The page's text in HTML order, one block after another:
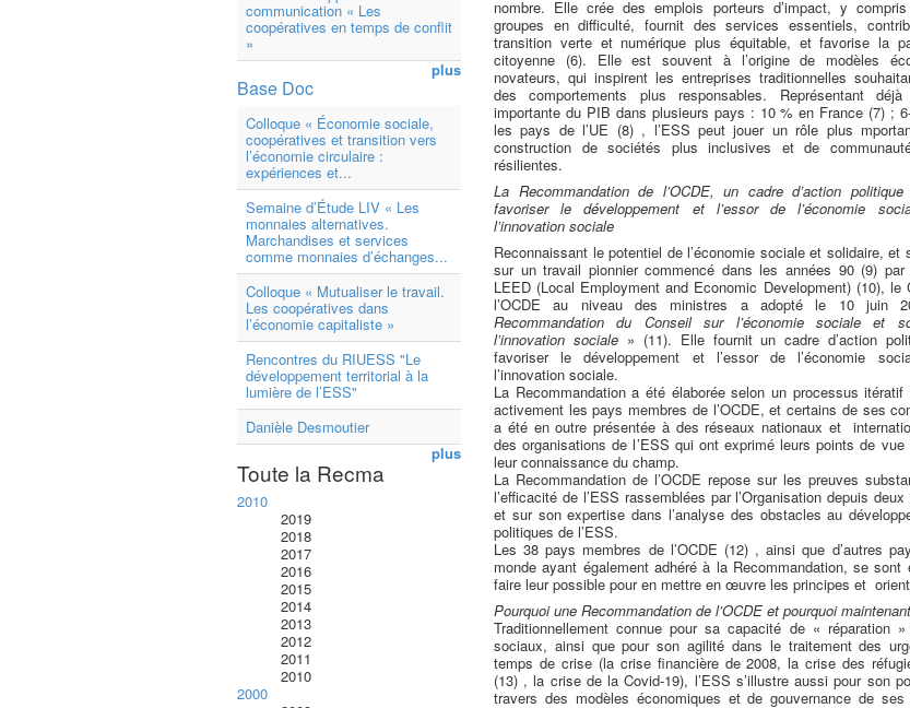
communication « Les
coopératives en temps de conflit
»
plus
Base Doc
Colloque « Économie sociale,
coopératives et transition vers
l’économie circulaire :
expériences et...
Semaine d’Étude LIV « Les
monnaies alternatives.
Marchandises et services
comme monnaies d’échanges...
Colloque « Mutualiser le travail.
Les coopératives dans
l’économie capitaliste »
Rencontres du RIUESS "Le
développement territorial à la
lumière de l’ESS"
Danièle Desmoutier
plus
Toute la Recma
2010
2019
2018
2017
2016
2015
2014
2013
2012
2011
2010
2000
nombre. Elle crée des emplois porteurs d’impact, y
groupes en difficulté, fournit des services essentiels,
transition verte et numérique plus équitable, et favorise la
citoyenne (6). Elle est souvent à l’origine de modèles
novateurs, qui inspirent les entreprises traditionnelles
des comportements plus responsables. Représentant
importante du PIB dans plusieurs pays : 10 % en France (7) ;
les pays de l’UE (8) , l’ESS peut jouer un rôle plus
construction de sociétés plus inclusives et de
résilientes.
La Recommandation de l’OCDE, un cadre d’action
favoriser le développement et l’essor de l’économie
l’innovation sociale
Reconnaissant le potentiel de l’économie sociale et solidaire, et
sur un travail pionnier commencé dans les années 90 (9)
LEED (Local Employment and Economic Development) (10), le
l’OCDE au niveau des ministres a adopté le 10 juin
Recommandation du Conseil sur l’économie sociale et
l’innovation sociale» (11). Elle fournit un cadre d’action
favoriser le développement et l’essor de l’économie
l’innovation sociale.
La Recommandation a été élaborée selon un processus itératif
activement les pays membres de l’OCDE, et certains de ses
a été en outre présentée à des réseaux nationaux et
des organisations de l’ESS qui ont exprimé leurs points de vue
leur connaissance du champ.
La Recommandation de l’OCDE repose sur les preuves
l’efficacité de l’ESS rassemblées par l’Organisation depuis
et sur son expertise dans l’analyse des obstacles au
politiques de l’ESS.
Les 38 pays membres de l’OCDE (12) , ainsi que d’autres
monde ayant également adhéré à la Recommandation, se sont
faire leur possible pour en mettre en œuvre les principes et
Pourquoi une Recommandation de l’OCDE et pourquoi
Traditionnellement connue pour sa capacité de « réparation
sociaux, ainsi que pour son agilité dans le traitement des
temps de crise (la crise financière de 2008, la crise des
(13) , la crise de la Covid-19), l’ESS s’illustre aussi pour son
travers des modèles économiques et de gouvernance de